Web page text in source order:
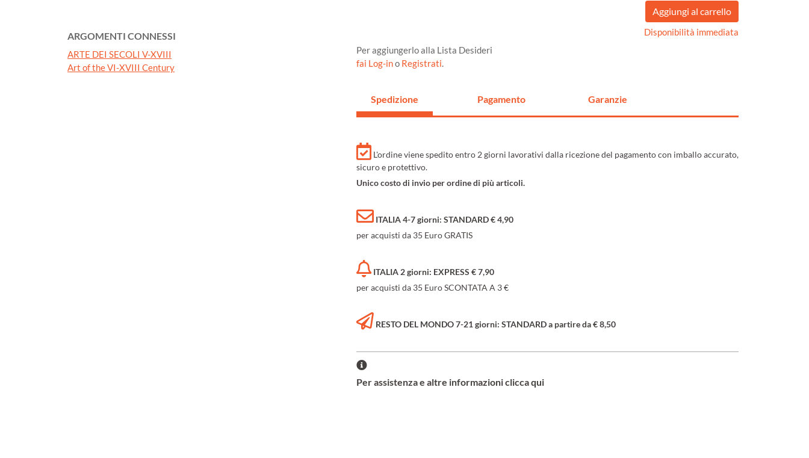
ARGOMENTI CONNESSI
ARTE DEI SECOLI V-XVIII
Art of the VI-XVIII Century
Disponibilità immediata
Per aggiungerlo alla Lista Desideri
fai Log-ino Registrati.
Spedizione Pagamento Garanzie
L'ordine viene spedito entro 2 giorni lavorativi dalla ricezione del pagamento con imballo accurato,
sicuro e protettivo.
Unico costo di invio per ordine di più articoli.
ITALIA 4-7 giorni: STANDARD € 4,90
per acquisti da 35 Euro GRATIS
ITALIA 2 giorni: EXPRESS € 7,90
per acquisti da 35 Euro SCONTATA A 3 €
RESTO DEL MONDO 7-21 giorni: STANDARD a partire da € 8,50
Per assistenza e altre informazioni clicca qui